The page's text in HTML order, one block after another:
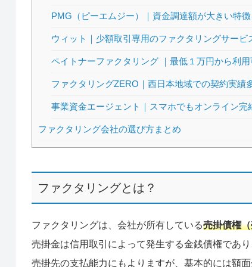
PMG（ピーエムジー）｜資金調達額が大きい特
ウィット｜少額取引専用のファクタリングサービ
ペイトナーファクタリング ｜最低１万円から利
ファクタリングZERO｜西日本地域での契約実績
事業資金エージェント｜スマホでもオンライン完
ファクタリング会社の選び方まとめ
ファクタリングとは？
ファクタリングは、会社が所有している売掛債権
売掛金は信用取引によって発生する金銭債権であ
売掛先の支払能力にもよりますが、基本的には額